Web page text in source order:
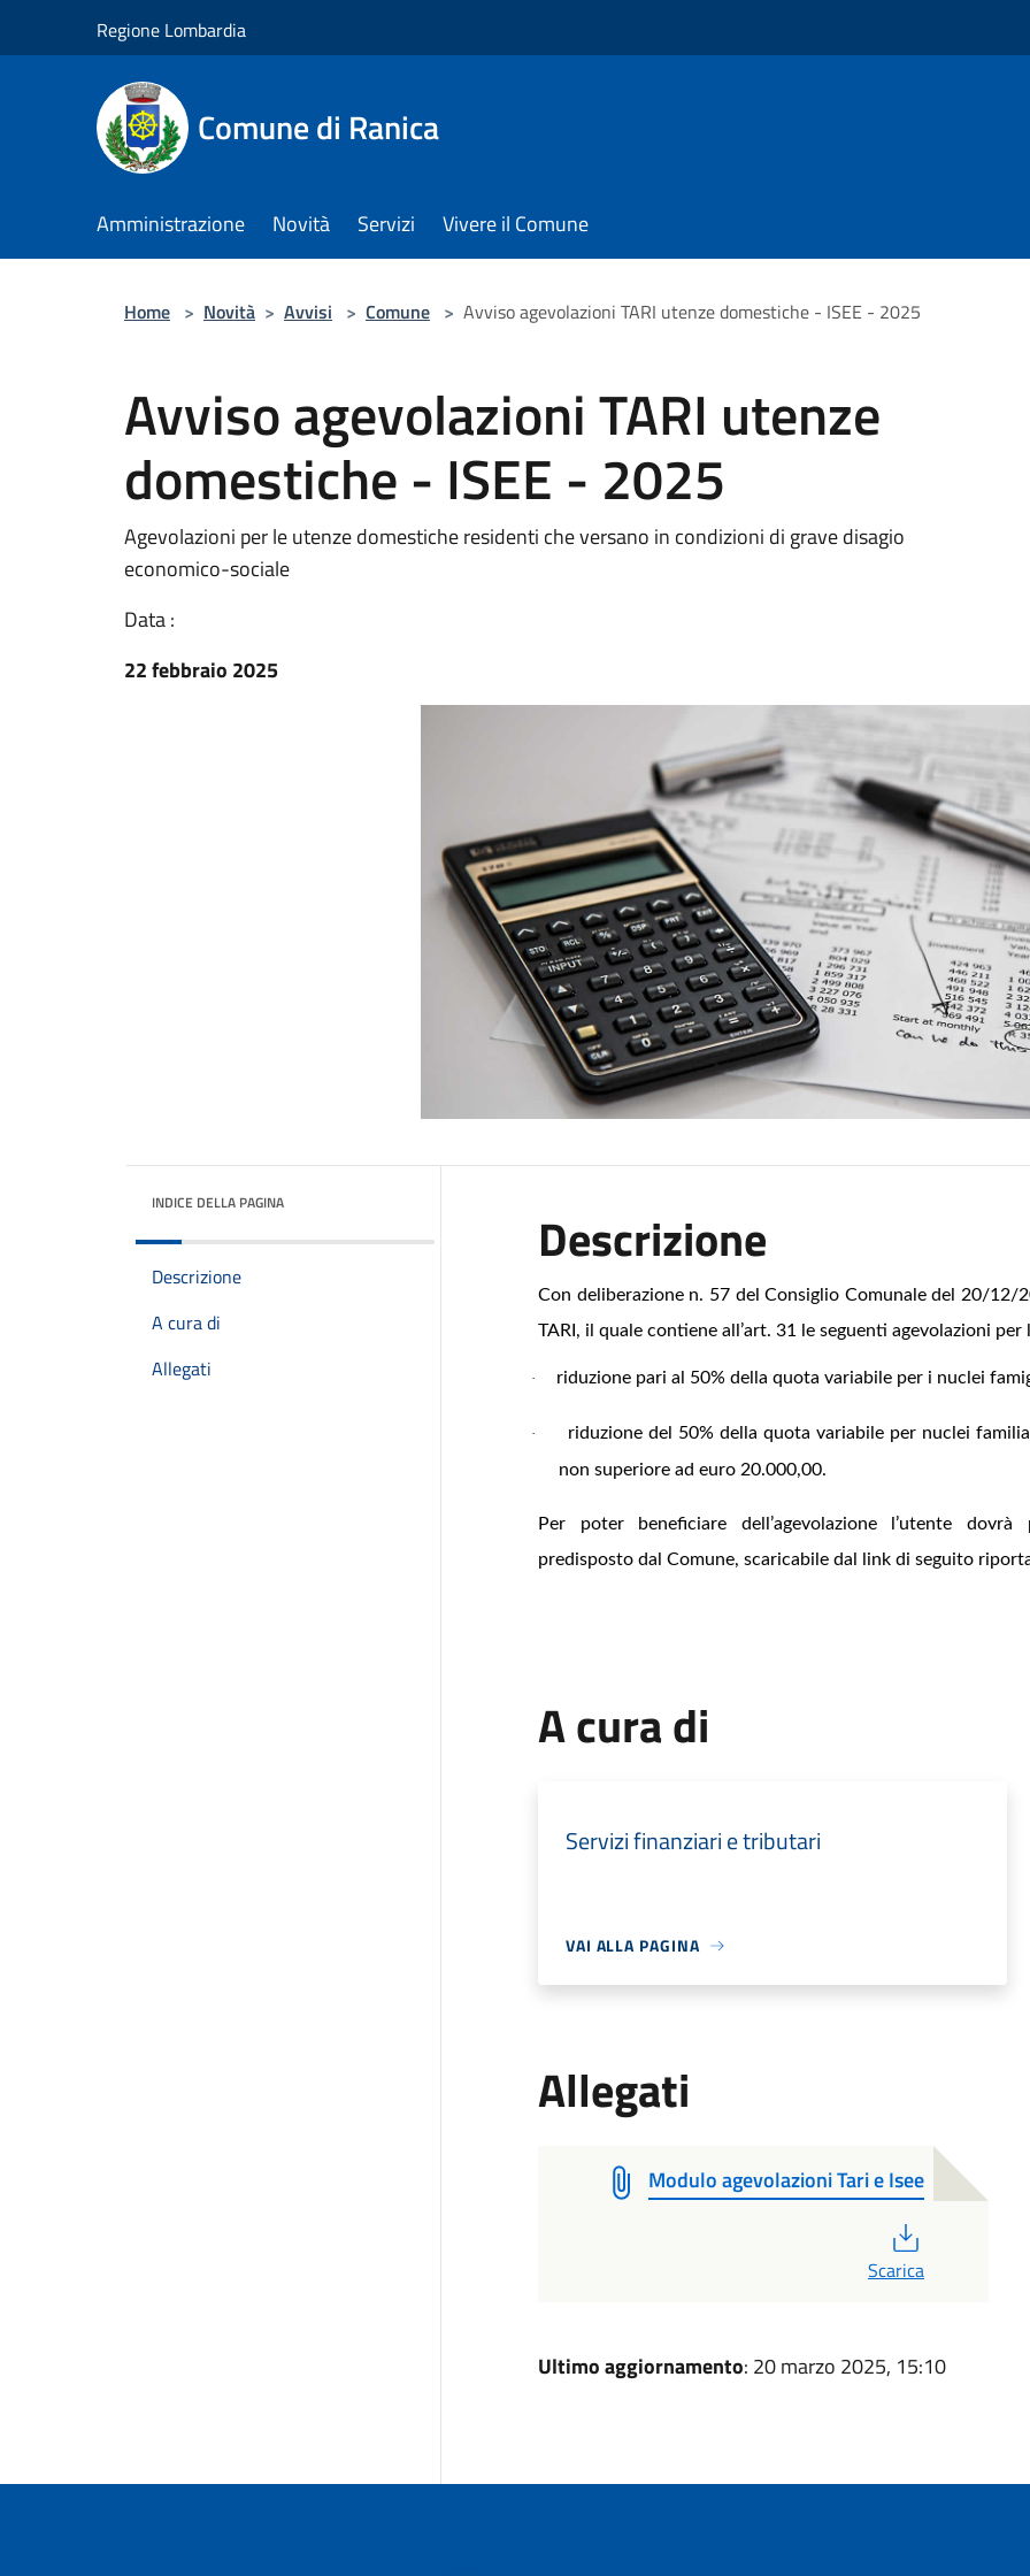
Regione Lombardia
Comune di Ranica
Amministrazione Novità Servizi Vivere il Comune
Home > Novità > Avvisi > Comune > Avviso agevolazioni TARI utenze domestiche - ISEE - 2025
Avviso agevolazioni TARI utenze
domestiche - ISEE - 2025
Agevolazioni per le utenze domestiche residenti che versano in condizioni di grave disagio
economico-sociale
Data :
22 febbraio 2025
INDICE DELLA PAGINA
Descrizione
A cura di
Allegati
Descrizione
Con deliberazione n. 57 del Consiglio Comunale del 20/12/
TARI, il quale contiene all’art. 31 le seguenti agevolazioni
· riduzione pari al 50% della quota variabile per i nuclei
·
riduzione del 50% della quota variabile per nuclei
non superiore ad euro 20.000,00.
Per poter beneficiare dell’agevolazione l’utente
predisposto dal Comune, scaricabile dal link di seguito
A cura di
Servizi finanziari e tributari
VAI ALLA PAGINA
Allegati
Modulo agevolazioni Tari e Isee
Scarica
Ultimo aggiornamento: 20 marzo 2025, 15:10